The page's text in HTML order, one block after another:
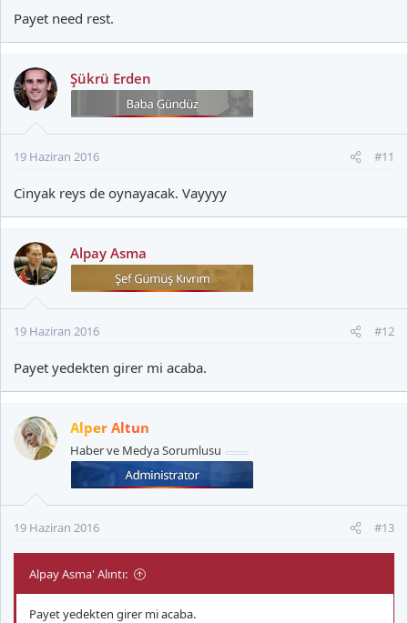
Payet need rest.
Şükrü Erden
19 Haziran 2016 #11
Cinyak reys de oynayacak. Vayyyy
Alpay Asma
19 Haziran 2016 #12
Payet yedekten girer mi acaba.
Alper Altun
Haber ve Medya Sorumlusu
19 Haziran 2016 #13
Alpay Asma' Alıntı:
Payet yedekten girer mi acaba.